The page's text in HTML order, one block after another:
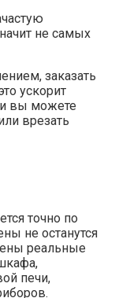
не самых
заказать
ускорит
вы можете
врезать
точно по
не останутся
реальные
печи,